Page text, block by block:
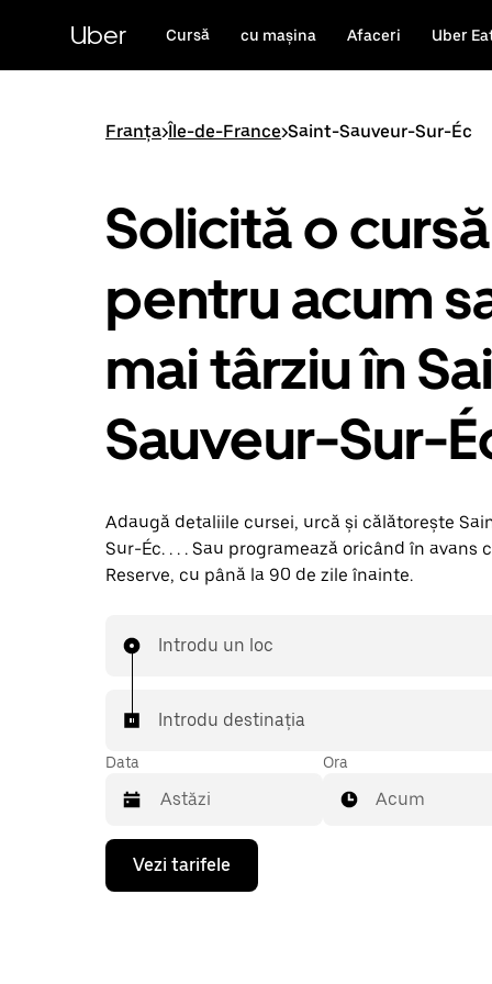
conținutul
principal
Uber Cursă cu mașina Afaceri Uber
Franța>Île-de-France>Saint-Sauveur-Sur-Éc
Solicită o cursă
pentru acum
mai târziu în
Sauveur-Sur-
Adaugă detaliile cursei, urcă și călătorește
Sur-Éc. . . . Sau programează oricând în avans
Reserve, cu până la 90 de zile înainte.
Introdu un loc
Introdu destinația
Data
Pentru
deschide
Ora
Acum
Vezi tarifele